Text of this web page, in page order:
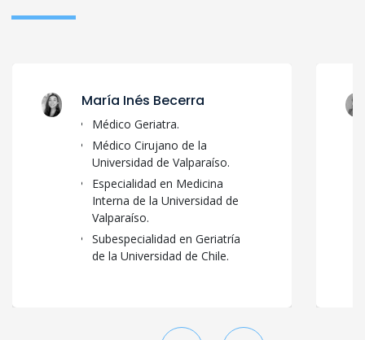
María Inés Becerra
Médico Geriatra.
Médico Cirujano de la
Universidad de Valparaíso.
Especialidad en Medicina
Interna de la Universidad de
Valparaíso.
Subespecialidad en Geriatría
de la Universidad de Chile.